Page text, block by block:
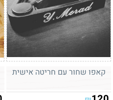
קאפו שחור עם חריטה אישית